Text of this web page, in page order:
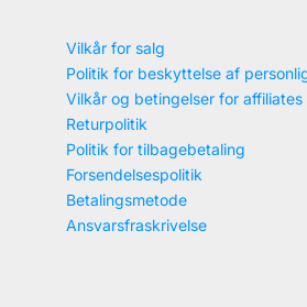
Vilkår for salg
Politik for beskyttelse af
Vilkår og betingelser for affiliates
Returpolitik
Politik for tilbagebetaling
Forsendelsespolitik
Betalingsmetode
Ansvarsfraskrivelse